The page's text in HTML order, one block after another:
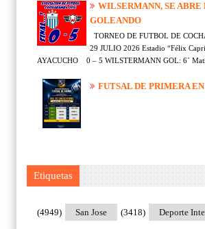
WILSERMANN, SE ABRE
GOLEANDO
TORNEO DE FUTBOL DE
29 JULIO 2026 Estadio “Félix
AYACUCHO 0 – 5 WILSTERMANN GOL: 6´
FUTSAL DE PRIMERA
Etiquetas
San Jose
(4949) Deporte
(3418)